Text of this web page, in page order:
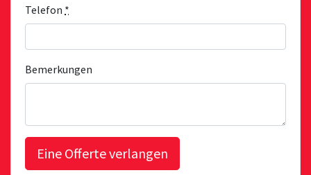
Telefon *
Bemerkungen